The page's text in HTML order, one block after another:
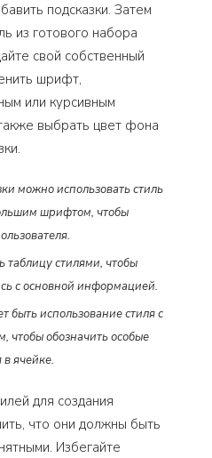
подсказки. Затем
из готового набора
свой собственный
шрифт,
или курсивным
выбрать цвет фона
можно использовать стиль
шрифтом, чтобы
таблицу стилями, чтобы
с основной информацией.
быть использование стиля с
чтобы обозначить особые
ячейке.
для создания
что они должны быть
Избегайте